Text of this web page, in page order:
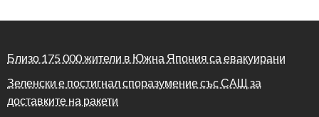
Близо 175 000 жители в Южна Япония са евакуирани
Зеленски е постигнал споразумение със САЩ за
доставките на ракети